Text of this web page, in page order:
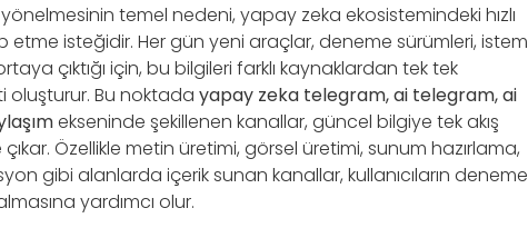
yönelmesinin temel nedeni, yapay zeka ekosistemindeki hızlı
isteğidir. Her gün yeni araçlar, deneme sürümleri, istem
çıktığı için, bu bilgileri farklı kaynaklardan tek tek
Bu noktada yapay zeka telegram, ai telegram, ai
ekseninde şekillenen kanallar, güncel bilgiye tek akış
Özellikle metin üretimi, görsel üretimi, sunum hazırlama,
gibi alanlarda içerik sunan kanallar, kullanıcıların deneme
yardımcı olur.